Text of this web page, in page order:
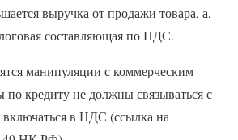
выручка от продажи товара, а,
составляющая по НДС.
манипуляции с коммерческим
кредиту не должны связываться с
включаться в НДС (ссылка на